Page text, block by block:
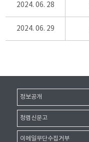
2024. 06. 28
2024. 06. 29
정보공개
청렴신문고
이메일무단수집거부